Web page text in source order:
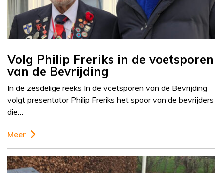
Volg Philip Freriks in de voetsporen
van de Bevrijding
In de zesdelige reeks In de voetsporen van de Bevrijding
volgt presentator Philip Freriks het spoor van de bevrijders
die…
Meer